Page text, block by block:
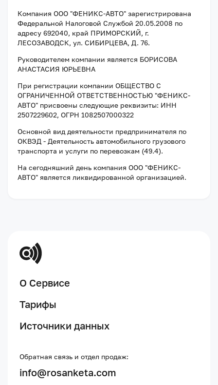
Компания ООО "ФЕНИКС-АВТО" зарегистрирована
Федеральной Налоговой Службой 20.05.2008 по
адресу 692040, край ПРИМОРСКИЙ, г.
ЛЕСОЗАВОДСК, ул. СИБИРЦЕВА, Д. 76.
Руководителем компании является БОРИСОВА
АНАСТАСИЯ ЮРЬЕВНА
При регистрации компании ОБЩЕСТВО С
ОГРАНИЧЕННОЙ ОТВЕТСТВЕННОСТЬЮ "ФЕНИКС-
АВТО" присвоены следующие реквизиты: ИНН
2507229602, ОГРН 1082507000322
Основной вид деятельности предпринимателя по
ОКВЭД - Деятельность автомобильного грузового
транспорта и услуги по перевозкам (49.4).
На сегодняшний день компания ООО "ФЕНИКС-
АВТО" является ликвидированной организацией.
О Сервисе
Тарифы
Источники данных
Обратная связь и отдел продаж:
info@rosanketa.com